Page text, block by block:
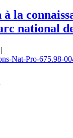
la
national
Nat-Pro-675.98-